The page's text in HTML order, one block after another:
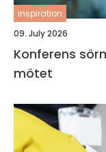
inspiration
09. July 2026
Konferens sörmland när miljön
mötet